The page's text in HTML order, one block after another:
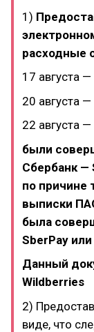
1)
расходные
17 августа
20 августа
22 августа
были
Сбербанк —
по причине
выписки
была
SberPay
Данный
Wildberries
2)
виде, что